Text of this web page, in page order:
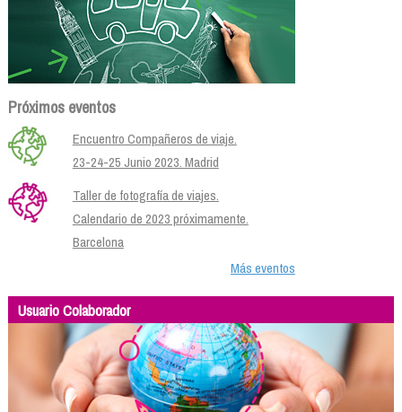
Próximos eventos
Encuentro Compañeros de viaje.
23-24-25 Junio 2023. Madrid
Taller de fotografía de viajes.
Calendario de 2023 próximamente.
Barcelona
Más eventos
Usuario Colaborador